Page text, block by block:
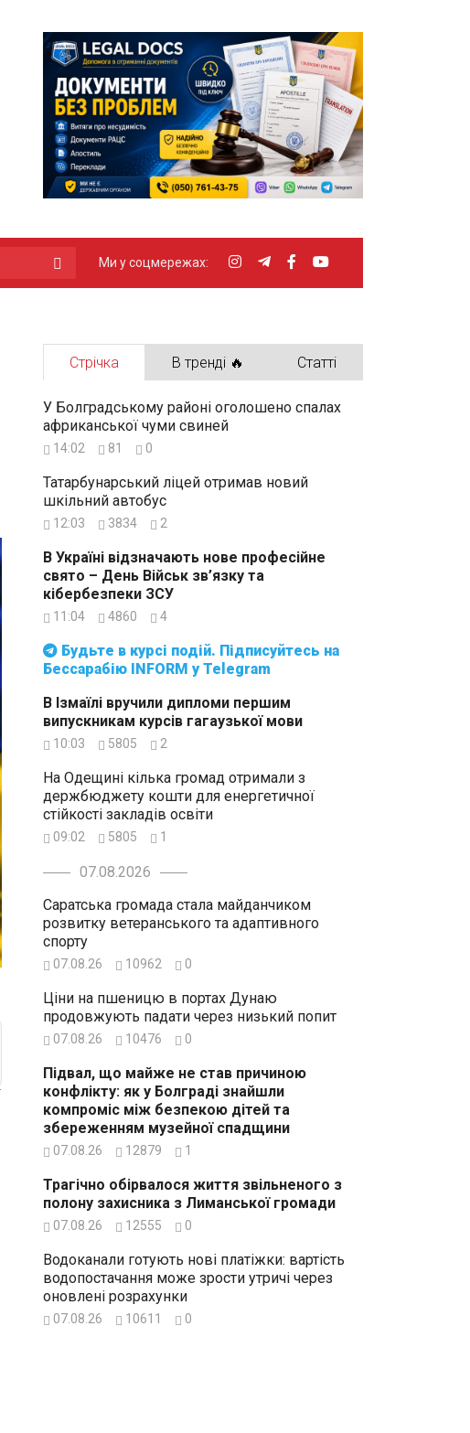
Ми у соцмережах:
Стрічка В тренді 🔥 Статті
Бессарабію INFORM у Telegram
У Болградському районі оголошено спалах
африканської чуми свиней
14:02 81 0
Татарбунарський ліцей отримав новий
шкільний автобус
12:03 3834 2
В Україні відзначають нове професійне
свято – День Військ зв’язку та
кібербезпеки ЗСУ
11:04 4860 4
В Ізмаїлі вручили дипломи першим
випускникам курсів гагаузької мови
10:03 5805 2
На Одещині кілька громад отримали з
держбюджету кошти для енергетичної
стійкості закладів освіти
09:02 5805 1
07.08.2026
Саратська громада стала майданчиком
розвитку ветеранського та адаптивного
спорту
07.08.26 10962 0
Ціни на пшеницю в портах Дунаю
продовжують падати через низький попит
07.08.26 10476 0
Підвал, що майже не став причиною
конфлікту: як у Болграді знайшли
компроміс між безпекою дітей та
збереженням музейної спадщини
07.08.26 12879 1
Трагічно обірвалося життя звільненого з
полону захисника з Лиманської громади
07.08.26 12555 0
Водоканали готують нові платіжки: вартість
водопостачання може зрости утричі через
оновлені розрахунки
07.08.26 10611 0